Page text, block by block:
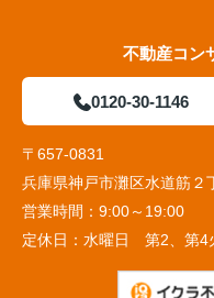
不動産コン
0120-30-1146
〒657-0831
兵庫県神戸市灘区水道筋２
営業時間： 9:00～19:00
定休日： 水曜日 第2、第4